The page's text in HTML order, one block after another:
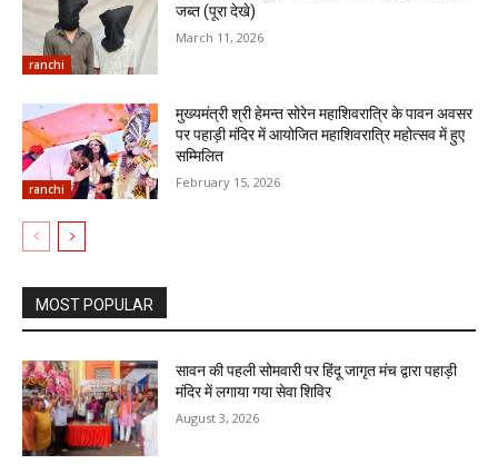
ranchi
जब्त (पूरा देखे)
March 11, 2026
ranchi
मुख्यमंत्री श्री हेमन्त सोरेन महाशिवरात्रि के पावन अवसर
पर पहाड़ी मंदिर में आयोजित महाशिवरात्रि महोत्सव में हुए
सम्मिलित
February 15, 2026
MOST POPULAR
सावन की पहली सोमवारी पर हिंदू जागृत मंच द्वारा पहाड़ी
मंदिर में लगाया गया सेवा शिविर
August 3, 2026